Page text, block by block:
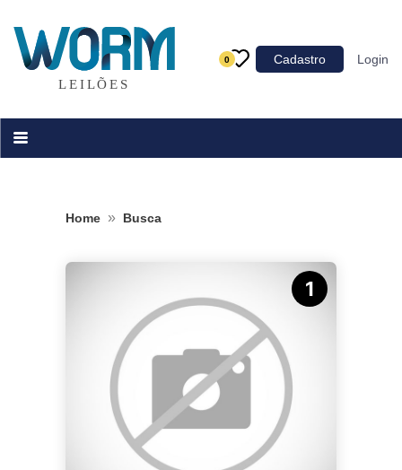
0 Cadastro Login
Categoria
Acessórios para Veículos
Home » Busca
1